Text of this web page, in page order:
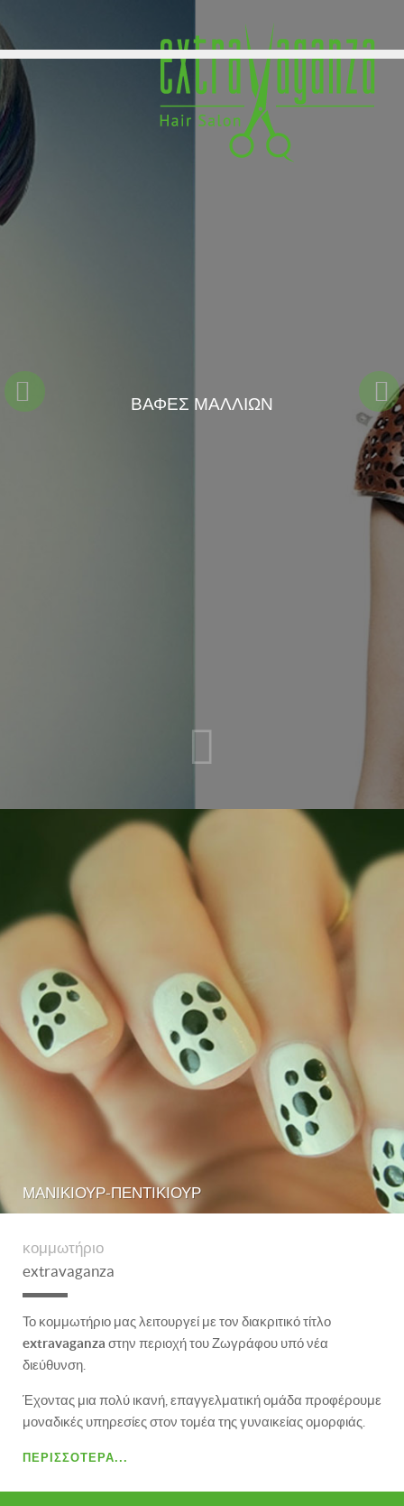
ΒΑΦΕΣ ΜΑΛΛΙΩΝ
ΚΟΜΜΩΤΗΡΙΟΥ
ΜΑΝΙΚΙΟΎΡ-ΠΕΝΤΙΚΙΟΎΡ
κομμωτήριο
extravaganza
Το κομμωτήριο μας λειτουργεί με τον διακριτικό τίτλο
extravaganza στην περιοχή του Ζωγράφου υπό νέα
διεύθυνση.
Έχοντας μια πολύ ικανή, επαγγελματική ομάδα προφέρουμε
μοναδικές υπηρεσίες στον τομέα της γυναικείας ομορφιάς.
ΠΕΡΙΣΣΌΤΕΡΑ...